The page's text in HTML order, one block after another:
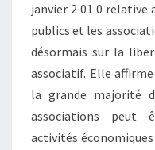
janvier 2 01 0 relative
publics et les
désormais sur la
associatif. Elle
la grande majorité
associations peut
activités